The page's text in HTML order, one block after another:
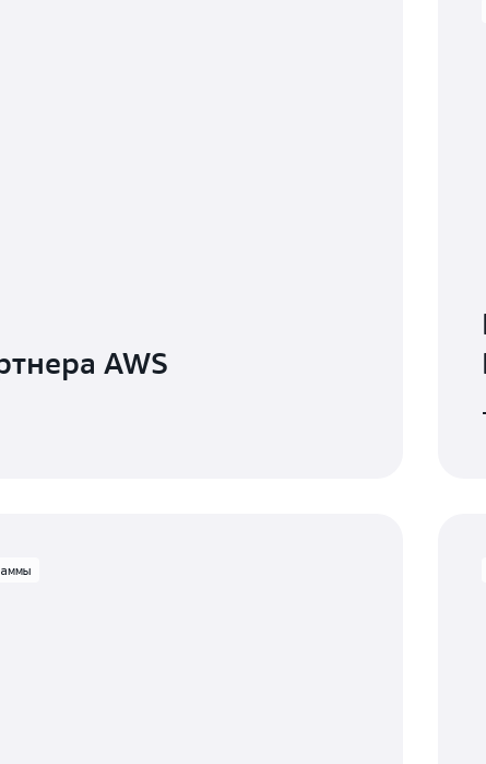
AWS
продвижения и продажи решений с помощью AWS